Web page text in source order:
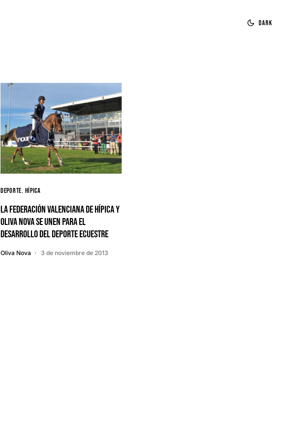
Dark
Deporte Hípica
La Federación Valenciana de Hípica y
Oliva Nova se unen para el
desarrollo del deporte ecuestre
Oliva Nova 3 de noviembre de 2013